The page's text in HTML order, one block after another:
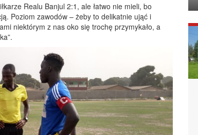
Realu Banjul 2:1, ale łatwo nie mieli, bo
Poziom zawodów – żeby to delikatnie ująć i
niektórym z nas oko się trochę przymykało, a